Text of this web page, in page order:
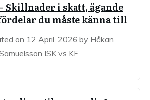
Skillnader i skatt, ägande
du måste känna till
on 12 April, 2026 by Håkan
Samuelsson ISK vs KF